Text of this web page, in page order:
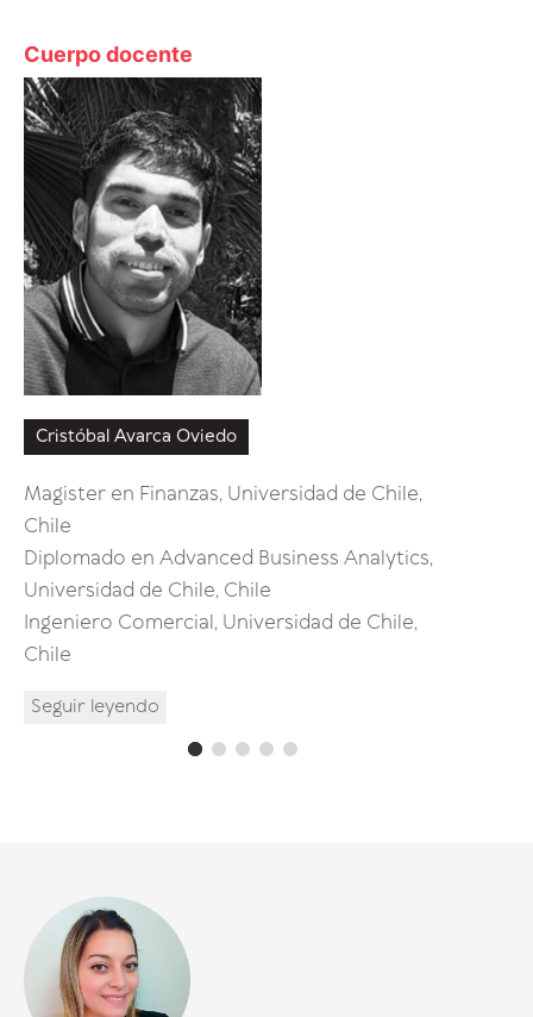
Cuerpo docente
Cristóbal Avarca Oviedo
Magister en Finanzas, Universidad de Chile,
Chile
Diplomado en Advanced Business Analytics,
Universidad de Chile, Chile
Ingeniero Comercial, Universidad de Chile,
Chile
Seguir leyendo